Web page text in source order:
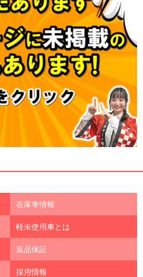
在庫車情報
軽未使用車とは
返品保証
採用情報